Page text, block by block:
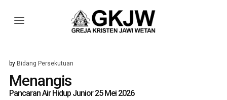
by Bidang Persekutuan
Menangis
Pancaran Air Hidup Junior 25 Mei 2026